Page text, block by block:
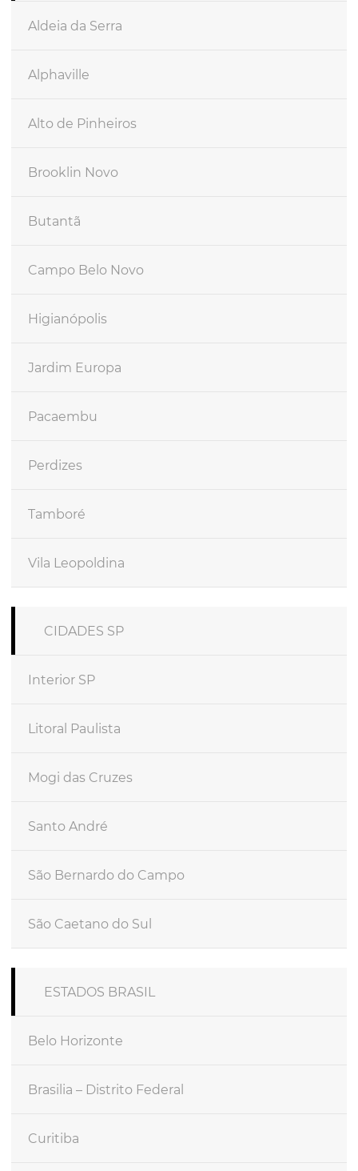
Aldeia da Serra
Alphaville
Alto de Pinheiros
Brooklin Novo
Butantã
Campo Belo Novo
Higianópolis
Jardim Europa
Pacaembu
Perdizes
Tamboré
Vila Leopoldina
CIDADES SP
Interior SP
Litoral Paulista
Mogi das Cruzes
Santo André
São Bernardo do Campo
São Caetano do Sul
ESTADOS BRASIL
Belo Horizonte
Brasilia – Distrito Federal
Curitiba